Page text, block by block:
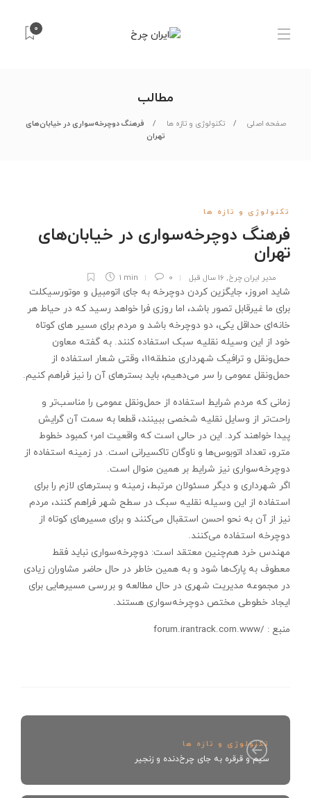
0
مطالب
صفحه اصلی تکنولوژی و تازه ها
فرهنگ دوچرخه‌سواری در خیابان‌های
تهران
تکنولوژی و تازه ها
فرهنگ دوچرخه‌سواری در خیابان‌های
تهران
مدیر ایران چرخ, 16 سال قبل 0
1 min
شاید امروز، جایگزین کردن دوچرخه به جای اتومبیل و موتورسیکلت
برای ما غیرقابل تصور باشد، اما روزی فرا خواهد رسید که در حیاط هر
خانه‌ای حداقل یکی، دو دوچرخه باشد و مردم برای مسیر های کوتاه
خود از این وسیله نقلیه سبک استفاده کنند. به گفته معاون
حمل‌ونقل و ترافیک شهرداری منطقه11، وقتی شعار استفاده از
حمل‌ونقل عمومی‌ را سر می‌دهیم، باید بسترهای آن را نیز فراهم کنیم.
زمانی که مردم شرایط استفاده از حمل‌ونقل عمومی ‌را مناسب‌تر و
راحت‌تر از وسایل نقلیه شخصی ببینند، قطعا به سمت آن ‌گرایش
پیدا خواهند کرد. این در حالی است که واقعیت امر؛ کمبود خطوط
مترو، تعداد اتوبوس‌ها و ناوگان تاکسیرانی است. در زمینه استفاده از
دوچرخه‌سواری نیز شرایط بر همین منوال است.
اگر شهرداری و دیگر مسئولان مرتبط، زمینه و بسترهای لازم را برای
استفاده از این وسیله نقلیه سبک در سطح شهر فراهم کنند، مردم
نیز از آن به نحو احسن استقبال می‌کنند و برای مسیرهای کوتاه از
دوچرخه استفاده می‌کنند.
مهندس خرد هم‌چنین معتقد است: دوچرخه‌سواری نباید فقط
معطوف به پارک‌ها شود و به همین خاطر در حال حاضر مشاوران زیادی
در مجموعه مدیریت شهری در حال مطالعه و بررسی مسیرهایی برای
ایجاد خطوطی مختص دوچرخه‌سواری هستند.
منبع : /forum.irantrack.com.www
تکنولوژی و تازه ها
سیم و قرقره به جای چرخ‌دنده و زنجیر